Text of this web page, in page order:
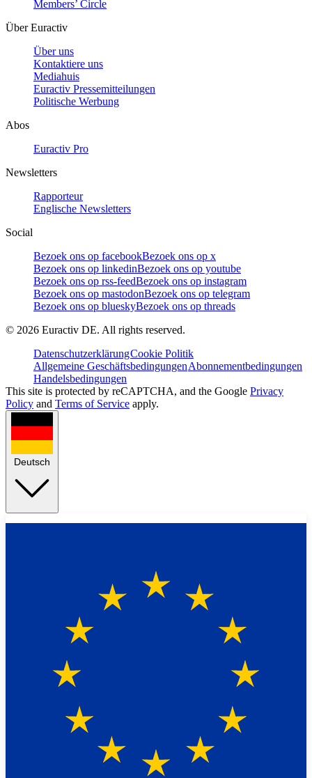
Members’ Circle
Über Euractiv
Über uns
Kontaktiere uns
Mediahuis
Euractiv Pressemitteilungen
Politische Werbung
Abos
Euractiv Pro
Newsletters
Rapporteur
Englische Newsletters
Social
Bezoek ons op facebookBezoek ons op x
Bezoek ons op linkedinBezoek ons op youtube
Bezoek ons op rss-feedBezoek ons op instagram
Bezoek ons op mastodonBezoek ons op telegram
Bezoek ons op blueskyBezoek ons op threads
© 2026 Euractiv DE. All rights reserved.
DatenschutzerklärungCookie Politik
Allgemeine GeschäftsbedingungenAbonnementbedingungen
Handelsbedingungen
This site is protected by reCAPTCHA, and the Google Privacy
Policy and Terms of Service apply.
Deutsch